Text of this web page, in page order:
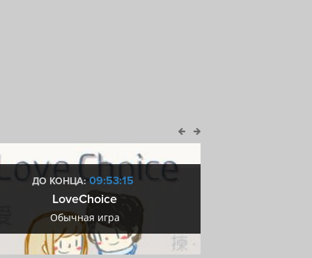
-44%
Achilles: Legends Untold
God Eater 3
343c
ДО КОНЦА: 09:53:14
LoveChoice
Обычная игра